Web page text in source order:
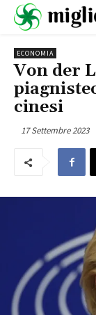
ECONOMIA
Von der
cinesi
17 Settembre 2023